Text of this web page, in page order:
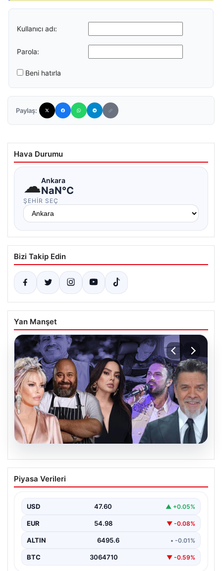
Kullanıcı adı:
Parola:
Beni hatırla
Paylaş:
Hava Durumu
☁Ankara
NaN°C
ŞEHIR SEÇ
Bizi Takip Edin
Yan Manşet
06.08.2026
MASAK’tan Ahbap Derneği raporu.
Hangi ünlü ne kadar bağış yaptı?
Bağışlar ve Ünlü İsimlerin Katkıları", "content": "İstanbul
Cumhuriyet…
Piyasa Verileri
USD 47.60 ▲ +0.05%
EUR 54.98 ▼ -0.08%
ALTIN 6495.6 • -0.01%
BTC 3064710 ▼ -0.59%